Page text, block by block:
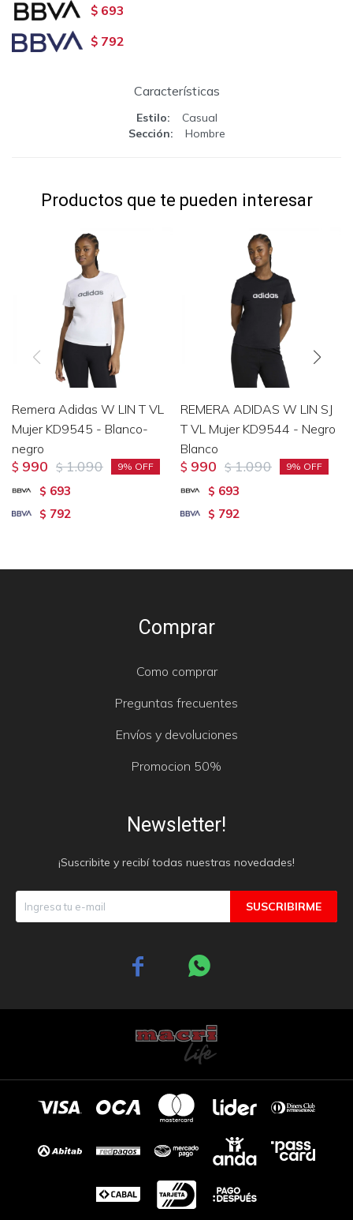
$ 693
$ 792
Características
Estilo
Casual
Sección
Hombre
Productos que te pueden interesar
Remera Adidas W LIN T VL
Mujer KD9545 - Blanco-
negro
$ 990 $ 1.090 9
$ 693
$ 792
REMERA ADIDAS W LIN SJ
T VL Mujer KD9544 - Negro
Blanco
$ 990 $ 1.090 9
$ 693
$ 792
Comprar
Como comprar
Preguntas frecuentes
Envíos y devoluciones
Promocion 50%
Newsletter!
¡Suscribite y recibí todas nuestras novedades!
SUSCRIBIRME
 